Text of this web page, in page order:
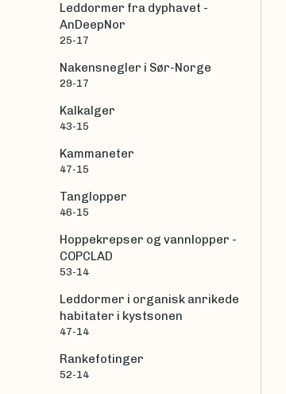
Leddormer fra dyphavet -
AnDeepNor
25-17
Nakensnegler i Sør-Norge
29-17
Kalkalger
43-15
Kammaneter
47-15
Tanglopper
46-15
Hoppekrepser og vannlopper -
COPCLAD
53-14
Leddormer i organisk anrikede
habitater i kystsonen
47-14
Rankefotinger
52-14